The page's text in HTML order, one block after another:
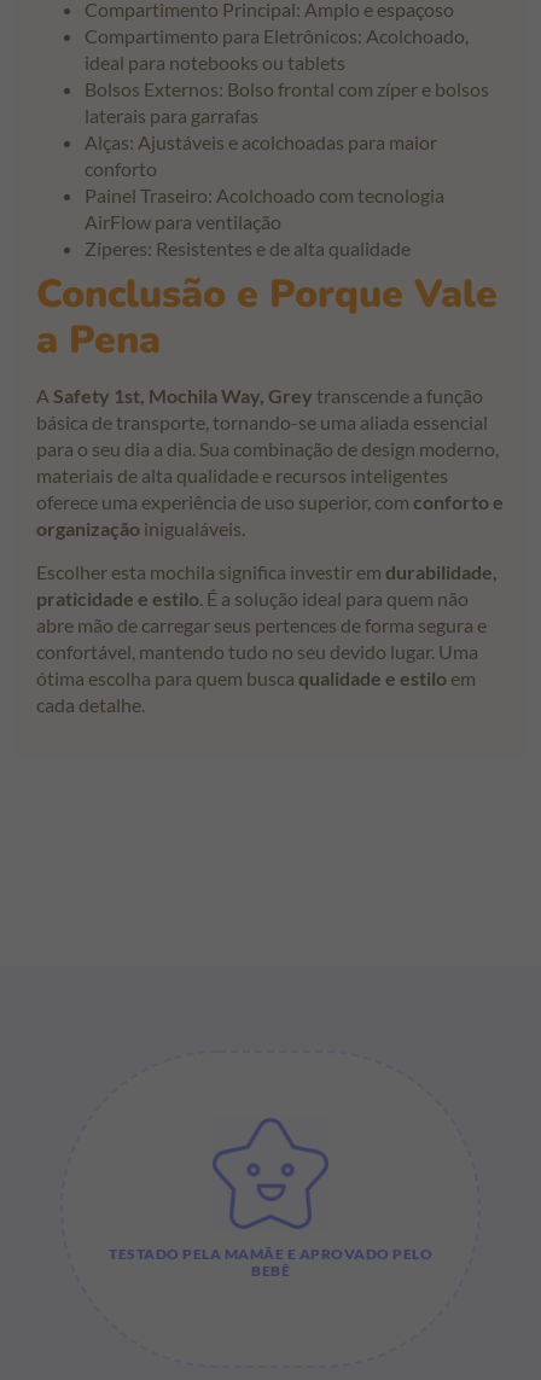
Compartimento Principal: Amplo e espaçoso
Compartimento para Eletrônicos: Acolchoado,
ideal para notebooks ou tablets
Bolsos Externos: Bolso frontal com zíper e bolsos
laterais para garrafas
Alças: Ajustáveis e acolchoadas para maior
conforto
Painel Traseiro: Acolchoado com tecnologia
AirFlow para ventilação
Zíperes: Resistentes e de alta qualidade
Conclusão e Porque Vale
a Pena
A Safety 1st, Mochila Way, Grey transcende a função
básica de transporte, tornando-se uma aliada essencial
para o seu dia a dia. Sua combinação de design moderno,
materiais de alta qualidade e recursos inteligentes
oferece uma experiência de uso superior, com conforto e
organização inigualáveis.
Escolher esta mochila significa investir em durabilidade,
praticidade e estilo. É a solução ideal para quem não
abre mão de carregar seus pertences de forma segura e
confortável, mantendo tudo no seu devido lugar. Uma
ótima escolha para quem busca qualidade e estilo em
cada detalhe.
TESTADO PELA MAMÃE E APROVADO PELO
BEBÊ